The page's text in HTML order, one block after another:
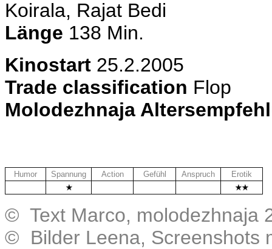
Koirala, Rajat Bedi
Länge 138 Min.
Kinostart 25.2.2005
Trade classification Flop
Molodezhnaja
Humor Spannung Action Gefühl Anspruch
Erotik
© Text Marco, molodezhnaja
© Bilder Leena, Screenshots